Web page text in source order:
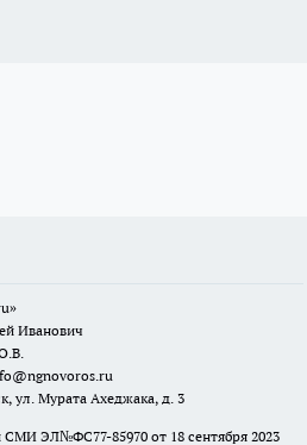
Иванович
ул. Мурата Ахеджака, д. 3
СМИ ЭЛ№ФС77-85970 от 18 сентября 2023